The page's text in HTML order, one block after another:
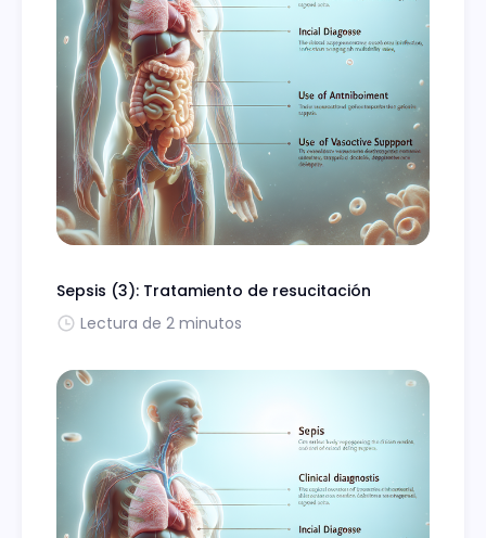
Sepsis (3): Tratamiento de resucitación
Lectura de 2 minutos